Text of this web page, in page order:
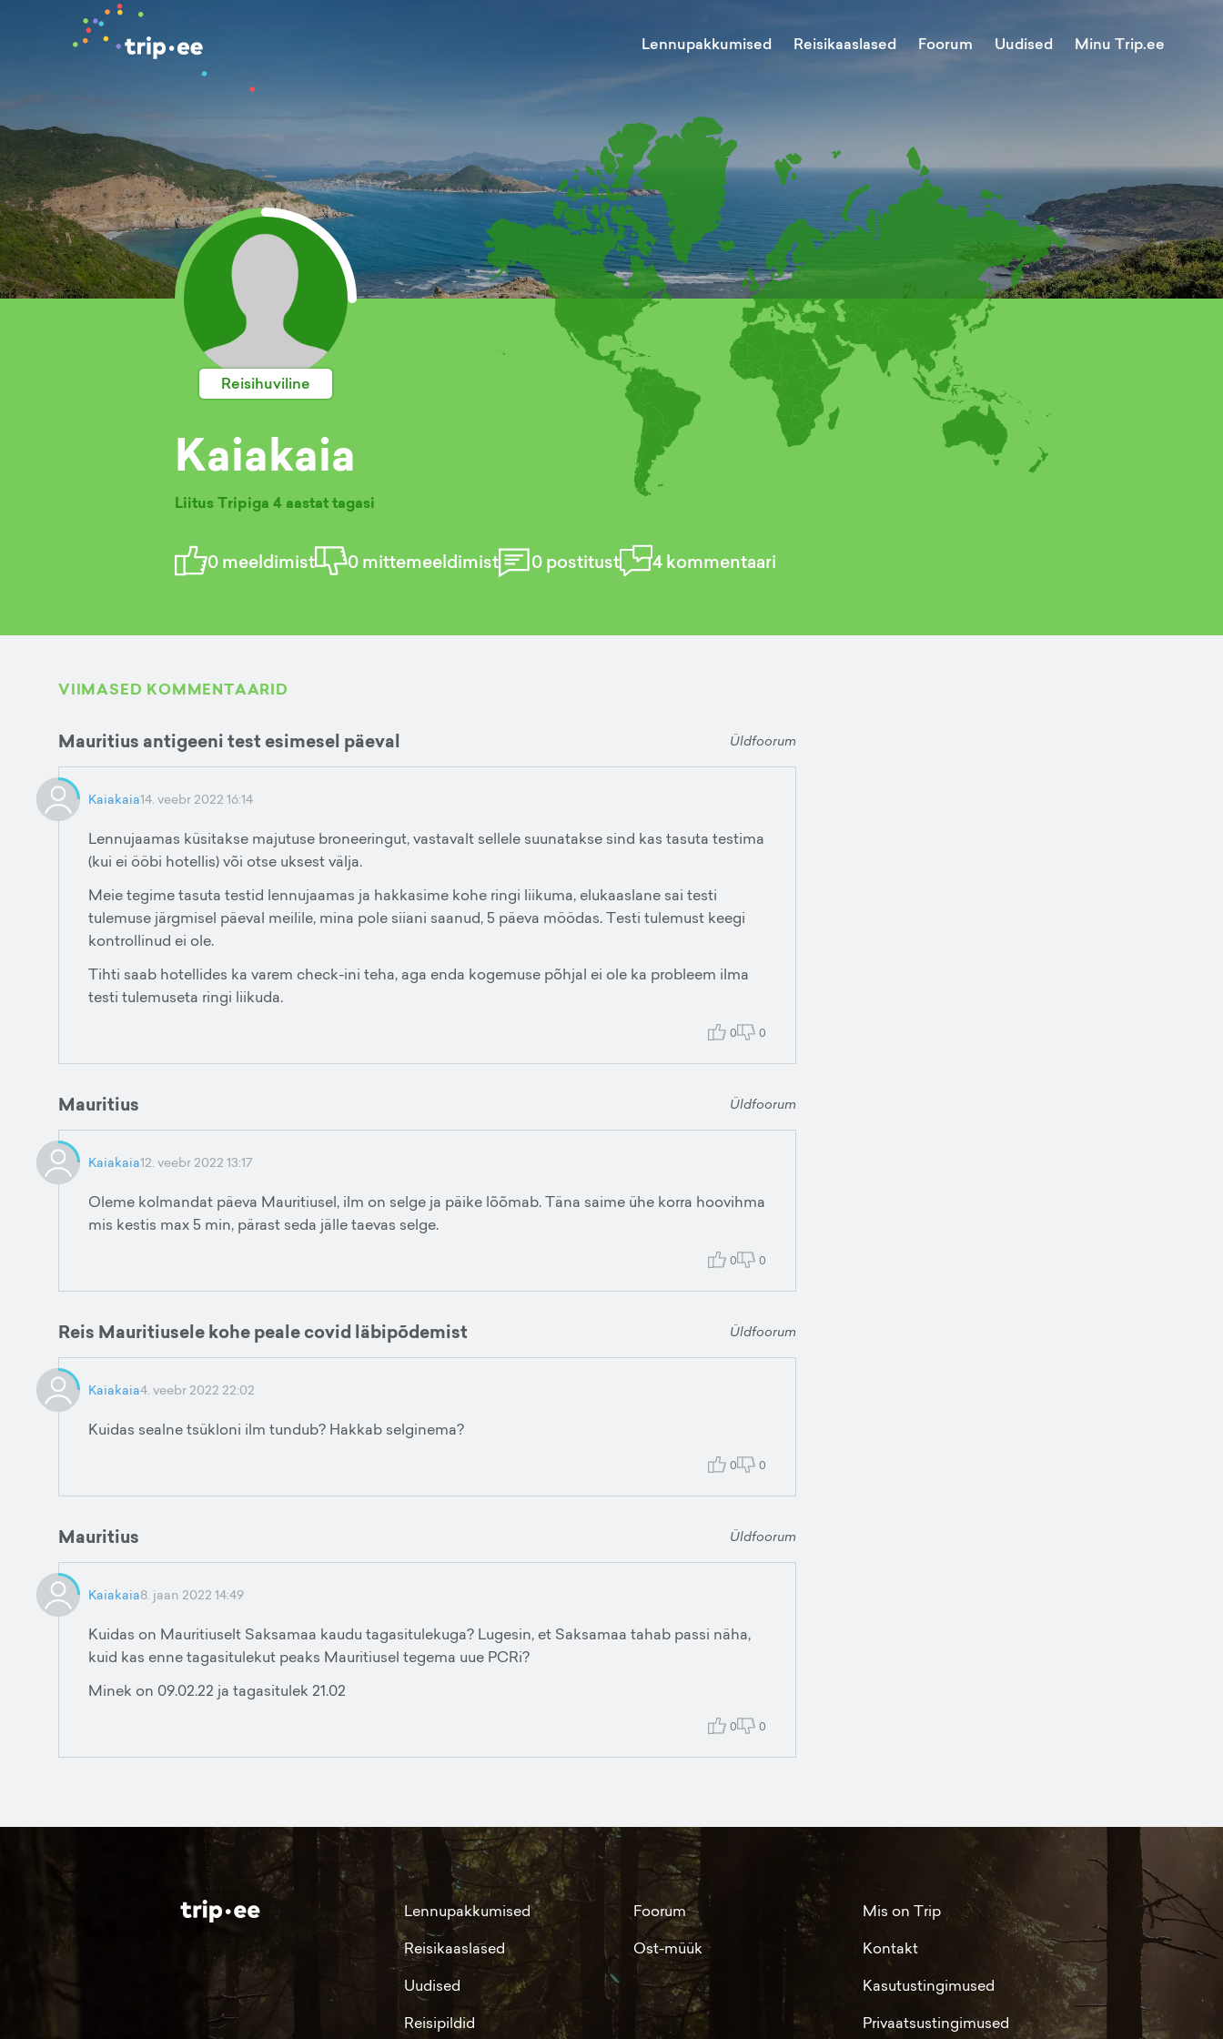
Lennupakkumised Reisikaaslased Foorum Uudised Minu Trip.ee
Reisihuviline
Kaiakaia
Liitus Tripiga 4 aastat tagasi
0meeldimist 0mittemeeldimist 0postitust 4kommentaari
VIIMASED KOMMENTAARID
Mauritius antigeeni test esimesel päeval Üldfoorum
Kaiakaia14. veebr 2022 16:14
Lennujaamas küsitakse majutuse broneeringut, vastavalt sellele suunatakse sind kas tasuta testima
(kui ei ööbi hotellis) või otse uksest välja.
Meie tegime tasuta testid lennujaamas ja hakkasime kohe ringi liikuma, elukaaslane sai testi
tulemuse järgmisel päeval meilile, mina pole siiani saanud, 5 päeva möödas. Testi tulemust keegi
kontrollinud ei ole.
Tihti saab hotellides ka varem check-ini teha, aga enda kogemuse põhjal ei ole ka probleem ilma
testi tulemuseta ringi liikuda.
0 0
Mauritius Üldfoorum
Kaiakaia12. veebr 2022 13:17
Oleme kolmandat päeva Mauritiusel, ilm on selge ja päike lõõmab. Täna saime ühe korra hoovihma
mis kestis max 5 min, pärast seda jälle taevas selge.
0 0
Reis Mauritiusele kohe peale covid läbipõdemist Üldfoorum
Kaiakaia4. veebr 2022 22:02
Kuidas sealne tsükloni ilm tundub? Hakkab selginema?
0 0
Mauritius Üldfoorum
Kaiakaia8. jaan 2022 14:49
Kuidas on Mauritiuselt Saksamaa kaudu tagasitulekuga? Lugesin, et Saksamaa tahab passi näha,
kuid kas enne tagasitulekut peaks Mauritiusel tegema uue PCRi?
Minek on 09.02.22 ja tagasitulek 21.02
0 0
Lennupakkumised
Reisikaaslased
Uudised
Reisipildid
Foorum
Ost-müük
Mis on Trip
Kontakt
Kasutustingimused
Privaatsustingimused